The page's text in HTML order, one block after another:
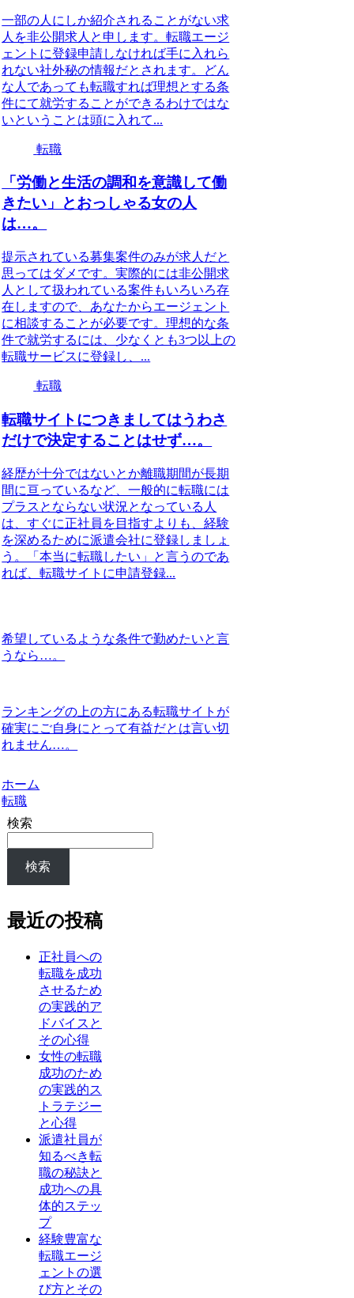
一部の人にしか紹介されることがない求
人を非公開求人と申します。転職エージ
ェントに登録申請しなければ手に入れら
れない社外秘の情報だとされます。どん
な人であっても転職すれば理想とする条
件にて就労することができるわけではな
いということは頭に入れて...
転職
「労働と生活の調和を意識して働
きたい」とおっしゃる女の人
は…。
提示されている募集案件のみが求人だと
思ってはダメです。実際的には非公開求
人として扱われている案件もいろいろ存
在しますので、あなたからエージェント
に相談することが必要です。理想的な条
件で就労するには、少なくとも3つ以上の
転職サービスに登録し、...
転職
転職サイトにつきましてはうわさ
だけで決定することはせず…。
経歴が十分ではないとか離職期間が長期
間に亘っているなど、一般的に転職には
プラスとならない状況となっている人
は、すぐに正社員を目指すよりも、経験
を深めるために派遣会社に登録しましょ
う。「本当に転職したい」と言うのであ
れば、転職サイトに申請登録...
希望しているような条件で勤めたいと言
うなら…。
ランキングの上の方にある転職サイトが
確実にご自身にとって有益だとは言い切
れません…。
ホーム
転職
検索
検索
最近の投稿
正社員への
転職を成功
させるため
の実践的ア
ドバイスと
その心得
女性の転職
成功のため
の実践的ス
トラテジー
と心得
派遣社員が
知るべき転
職の秘訣と
成功への具
体的ステッ
プ
経験豊富な
転職エージ
ェントの選
び方とその